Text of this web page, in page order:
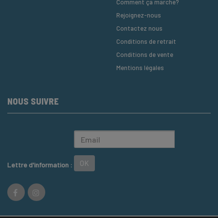
Comment ça marche?
Rejoignez-nous
Contactez nous
Conditions de retrait
Conditions de vente
Mentions légales
NOUS SUIVRE
Lettre d'information : OK